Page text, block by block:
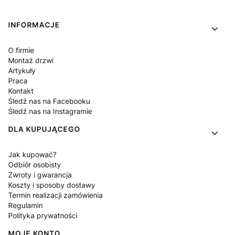
Linki w stopce
INFORMACJE
O firmie
Montaż drzwi
Artykuły
Praca
Kontakt
Śledź nas na Facebooku
Śledź nas na Instagramie
DLA KUPUJĄCEGO
Jak kupować?
Odbiór osobisty
Zwroty i gwarancja
Koszty i sposoby dostawy
Termin realizacji zamówienia
Regulamin
Polityka prywatności